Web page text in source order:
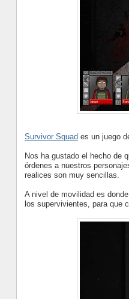
Survivor Squad es un juego
Nos ha gustado el hecho de
órdenes a nuestros
realices son muy sencillas.
A nivel de movilidad es
los supervivientes, para que